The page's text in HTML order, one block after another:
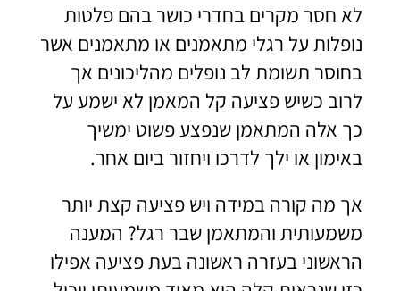
לא חסר מקרים בחדרי כושר בהם פלטות
נופלות על רגלי מתאמנים או מתאמנים אשר
בחוסר תשומת לב נופלים מהליכונים אך
לרוב כשיש פציעה קל המאמן לא ישמע על
כך אלה המתאמן שנפצע פשוט ימשיך
באימון או ילך לדרכו ויחזור ביום אחר.
אך מה קורה במידה ויש פציעה קצת יותר
משמעותית והמתאמן שבר רגל? המענה
הראשוני בעזרה ראשונה בעת פציעה אפילו